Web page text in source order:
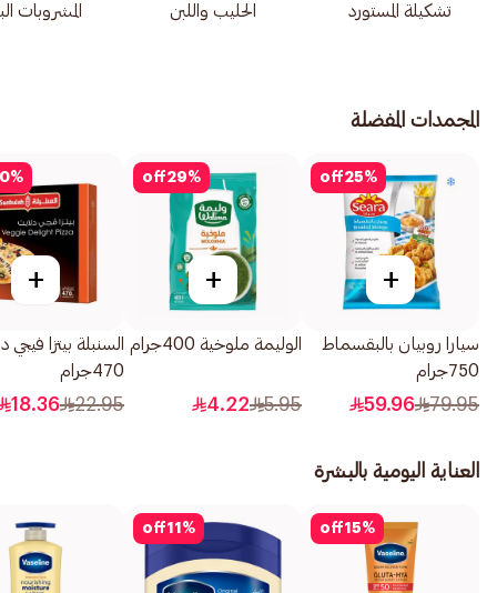
تشكيلة المستورد الحليب واللبن المشروبات
المجمدات المفضلة
25%
off
+
سيارا روبيان بالبقسماط
750جرام
79.95
59.96
29%
off
+
الوليمة ملوخية 400جرام
5.95
4.22
%
+
السنبلة بيتزا فيجي
470جرام
22.95
18.36
العناية اليومية بالبشرة
15%
off
11 %
off